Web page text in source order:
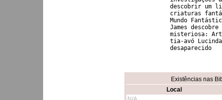
descobrir um
criaturas
Mundo
James
misteriosa:
tia-avó
desaparecido
Existências nas
Local